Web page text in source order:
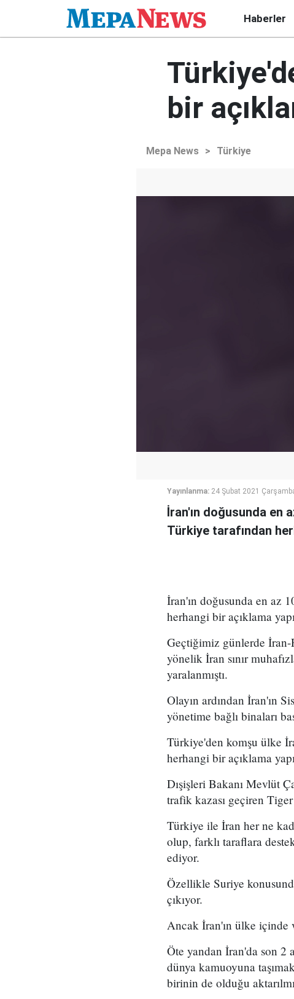
Haberler
bir
Mepa News > Türkiye
Yayınlanma: 24 Şubat 2021
İran'ın doğusunda en
Türkiye tarafından
İran'ın doğusunda en az
herhangi bir açıklama
Geçtiğimiz günlerde İran-
yönelik İran sınır
yaralanmıştı.
Olayın ardından İran'ın
yönetime bağlı binaları
Türkiye'den komşu ülke
herhangi bir açıklama
Dışişleri Bakanı Mevlüt
trafik kazası geçiren
Türkiye ile İran her ne
olup, farklı taraflara
ediyor.
Özellikle Suriye
çıkıyor.
Ancak İran'ın ülke içinde
Öte yandan İran'da son 2
dünya kamuoyuna
birinin de olduğu